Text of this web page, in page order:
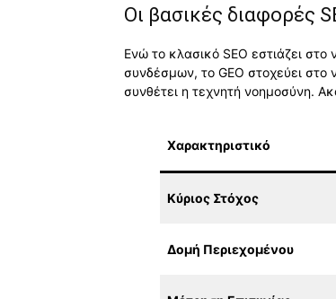
Οι βασικές διαφορές
Ενώ το κλασικό SEO εστιάζει
συνδέσμων, το GEO στοχεύει στο
συνθέτει η τεχνητή νοημοσύνη.
Χαρακτηριστικό
Κύριος Στόχος
Δομή Περιεχομένου